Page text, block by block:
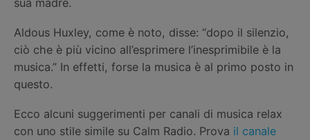
Aldous Huxley, come è noto, disse: “dopo il silenzio,
ciò che è più vicino all’esprimere l’inesprimibile è la
musica.” In effetti, forse la musica è al primo posto in
questo.
Ecco alcuni suggerimenti per canali di musica relax
con uno stile simile su Calm Radio. Prova il canale